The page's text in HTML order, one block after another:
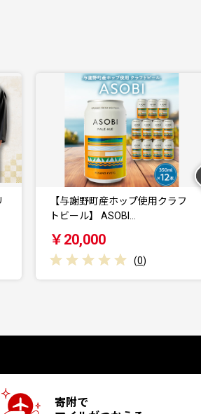
フ
洗える抗菌シルク和紙 枕カバー
1枚 肌にやさし…
￥65,000
寄附で